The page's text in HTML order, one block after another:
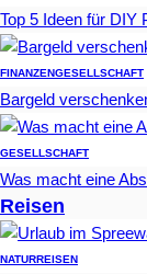
Top 5 Ideen für DIY
FINANZENGESELLSCHAFT
Bargeld
GESELLSCHAFT
Was macht eine
Reisen
NATURREISEN